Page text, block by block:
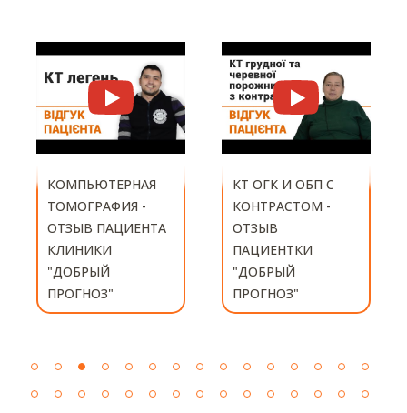
КТ ОГК И ОБП С
КОНТРАСТОМ -
ОТЗЫВ
ПАЦИЕНТКИ
"ДОБРЫЙ
ПРОГНОЗ"
КОМПЬЮТЕРНАЯ
ТОМОГРАФИЯ -
ОТЗЫВ
ПАЦИЕНТКИ
КЛИНИКИ
"ДОБРЫЙ